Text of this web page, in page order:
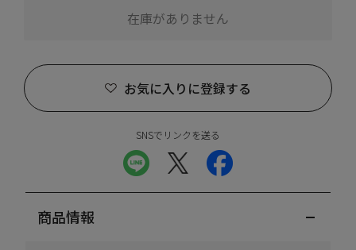
お気に入りに登録する
在庫がありません
SNSでリンクを送る
商品情報